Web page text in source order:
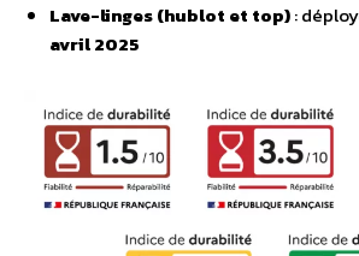
Lave-linges (hublot et top):
avril 2025